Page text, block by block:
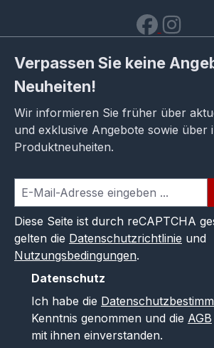
Verpassen Sie keine
Neuheiten!
Wir informieren Sie früher über
und exklusive Angebote sowie über
Produktneuheiten.
Diese Seite ist durch reCAPTCHA
gelten die Datenschutzrichtlinie und
Nutzungsbedingungen.
Datenschutz
Ich habe die
Kenntnis genommen und die AGB
mit ihnen einverstanden.